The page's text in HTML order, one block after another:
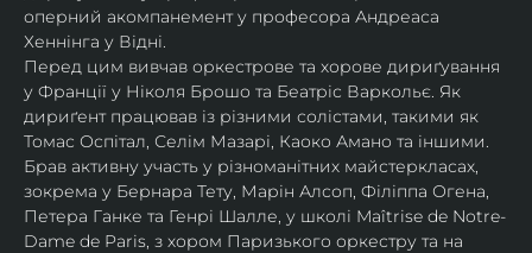
оперний акомпанемент у професора Андреаса
Хеннінга у Відні.
Перед цим вивчав оркестрове та хорове дириґування
у Франції у Ніколя Брошо та Беатріс Варкольє. Як
дириґент працював із різними солістами, такими як
Томас Оспітал, Селім Мазарі, Каоко Амано та іншими.
Брав активну участь у різноманітних майстеркласах,
зокрема у Бернара Тету, Марін Алсоп, Філіппа Огена,
Петера Ганке та Генрі Шалле, у школі Maîtrise de Notre-
Dame de Paris, з хором Паризького оркестру та на